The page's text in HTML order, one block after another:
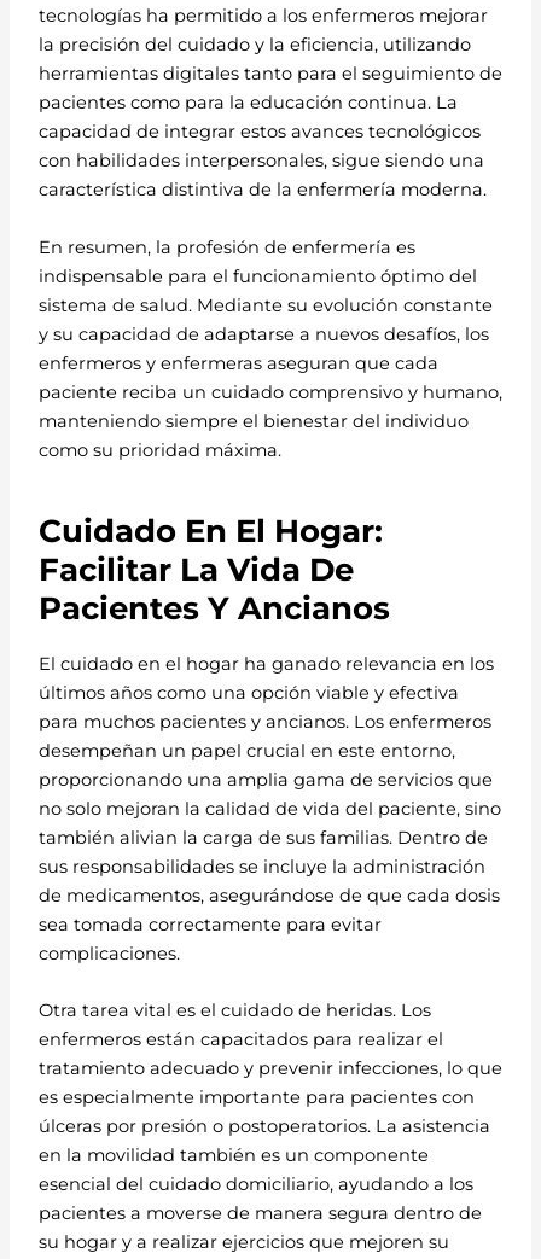
tecnologías ha permitido a los enfermeros mejorar
la precisión del cuidado y la eficiencia, utilizando
herramientas digitales tanto para el seguimiento de
pacientes como para la educación continua. La
capacidad de integrar estos avances tecnológicos
con habilidades interpersonales, sigue siendo una
característica distintiva de la enfermería moderna.
En resumen, la profesión de enfermería es
indispensable para el funcionamiento óptimo del
sistema de salud. Mediante su evolución constante
y su capacidad de adaptarse a nuevos desafíos, los
enfermeros y enfermeras aseguran que cada
paciente reciba un cuidado comprensivo y humano,
manteniendo siempre el bienestar del individuo
como su prioridad máxima.
Cuidado En El Hogar:
Facilitar La Vida De
Pacientes Y Ancianos
El cuidado en el hogar ha ganado relevancia en los
últimos años como una opción viable y efectiva
para muchos pacientes y ancianos. Los enfermeros
desempeñan un papel crucial en este entorno,
proporcionando una amplia gama de servicios que
no solo mejoran la calidad de vida del paciente, sino
también alivian la carga de sus familias. Dentro de
sus responsabilidades se incluye la administración
de medicamentos, asegurándose de que cada dosis
sea tomada correctamente para evitar
complicaciones.
Otra tarea vital es el cuidado de heridas. Los
enfermeros están capacitados para realizar el
tratamiento adecuado y prevenir infecciones, lo que
es especialmente importante para pacientes con
úlceras por presión o postoperatorios. La asistencia
en la movilidad también es un componente
esencial del cuidado domiciliario, ayudando a los
pacientes a moverse de manera segura dentro de
su hogar y a realizar ejercicios que mejoren su